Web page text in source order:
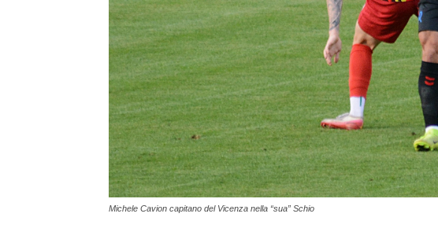
Michele Cavion capitano del Vicenza nella “sua” Schio